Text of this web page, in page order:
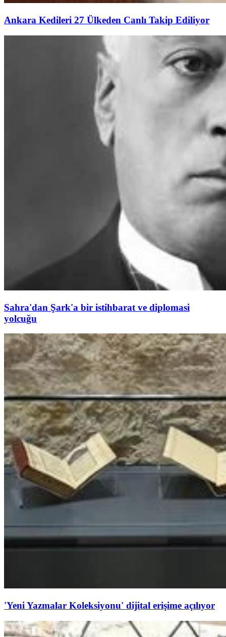
Ankara Kedileri 27 Ülkeden Canlı Takip Ediliyor
Sahra'dan Şark'a bir istihbarat ve diplomasi
yolcuğu
'Yeni Yazmalar Koleksiyonu' dijital erişime açılıyor